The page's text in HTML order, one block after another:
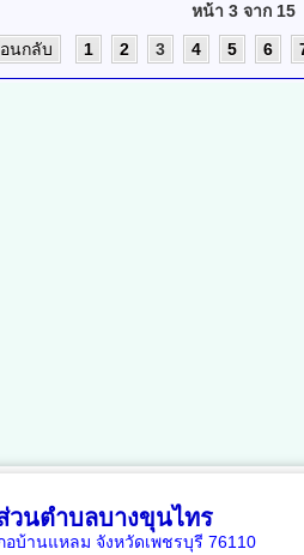
หน้า 3 จาก 15
นกลับ 1 2 3 4 5 6
วนตำบลบางขุนไทร
อบ้านแหลม จังหวัดเพชรบุรี 76110